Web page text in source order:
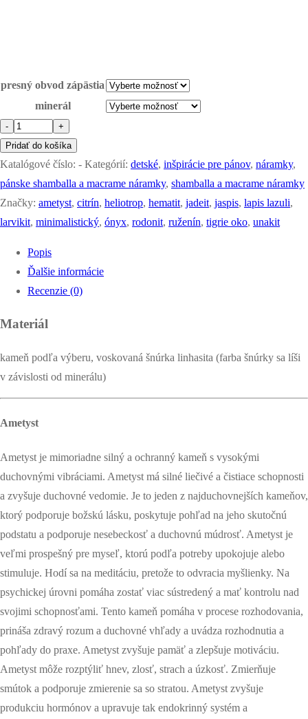
presný obvod zápästia
minerál
množstvo
minimalistické
náramky
z
minerálov
-
+
Pridať do košíka
Katalógové číslo: - Kategórií: detské, inšpirácie pre pánov, náramky,
pánske shamballa a macrame náramky, shamballa a macrame náramky
Značky: ametyst, citrín, heliotrop, hematit, jadeit, jaspis, lapis lazuli,
larvikit, minimalistický, ónyx, rodonit, ruženín, tigrie oko, unakit
Popis
Ďalšie informácie
Recenzie (0)
Materiál
kameň podľa výberu, voskovaná šnúrka linhasita (farba šnúrky sa líši
v závislosti od minerálu)
Ametyst
Ametyst je mimoriadne silný a ochranný kameň s vysokými
duchovnými vibráciami. Ametyst má silné liečivé a čistiace schopnosti
a zvyšuje duchovné vedomie. Je to jeden z najduchovnejších kameňov,
ktorý podporuje božskú lásku, poskytuje pohľad na jeho skutočnú
podstatu a podporuje nesebeckosť a duchovnú múdrosť. Ametyst je
veľmi prospešný pre myseľ, ktorú podľa potreby upokojuje alebo
stimuluje. Hodí sa na meditáciu, pretože to odvracia myšlienky. Na
psychickej úrovni pomáha zostať viac sústredený a mať kontrolu nad
svojimi schopnosťami. Tento kameň pomáha v procese rozhodovania,
prináša zdravý rozum a duchovné vhľady a uvádza rozhodnutia a
pohľady do praxe. Ametyst zvyšuje pamäť a zlepšuje motiváciu.
Ametyst môže rozptýliť hnev, zlosť, strach a úzkosť. Zmierňuje
smútok a podporuje zmierenie sa so stratou. Ametyst zvyšuje
produkciu hormónov a upravuje tak endokrinný systém a